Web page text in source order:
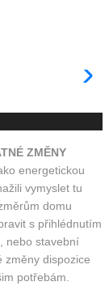
ZMĚNY
energetickou
vymyslet tu
domu
s přihlédnutím
nebo stavební
změny dispozice
potřebám.